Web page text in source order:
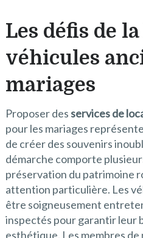
Les défis de
véhicules
mariages
Proposer desservices de
pour les mariages
de créer des souvenirs
démarche comporte
préservation du patrimoine
attention particulière. Les
être soigneusement
inspectés pour garantir leur
esthétique. Les membres